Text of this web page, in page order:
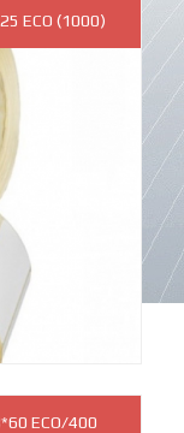
ЕСО (1000)
ECO/400